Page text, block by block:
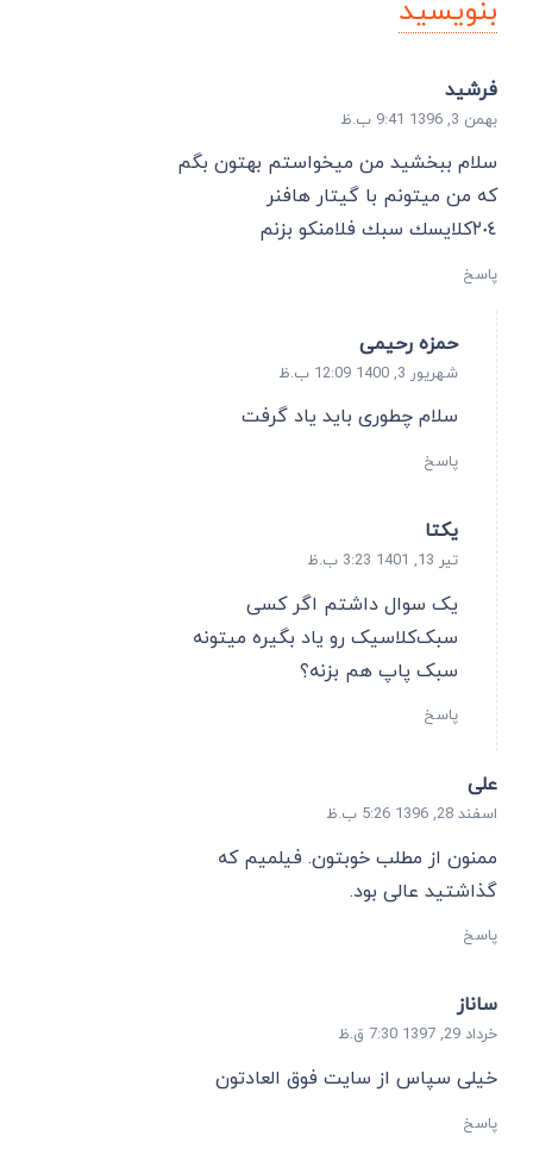
بنویسید
فرشيد
بهمن 3, 1396 9:41 ب.ظ
سلام ببخشيد من ميخواستم بهتون بگم
كه من ميتونم با گيتار هافنر
٢٠٤كلايسك سبك فلامنكو بزنم
پاسخ
حمزه رحیمی
شهریور 3, 1400 12:09 ب.ظ
سلام چطوری باید یاد گرفت
پاسخ
یکتا
تیر 13, 1401 3:23 ب.ظ
یک سوال داشتم اگر کسی
سبک‌کلاسیک رو یاد بگیره میتونه
سبک پاپ هم بزنه؟
پاسخ
علی
اسفند 28, 1396 5:26 ب.ظ
ممنون از مطلب خوبتون. فیلمیم که
گذاشتید عالی بود.
پاسخ
ساناز
خرداد 29, 1397 7:30 ق.ظ
خیلی سپاس از سایت فوق العادتون
پاسخ